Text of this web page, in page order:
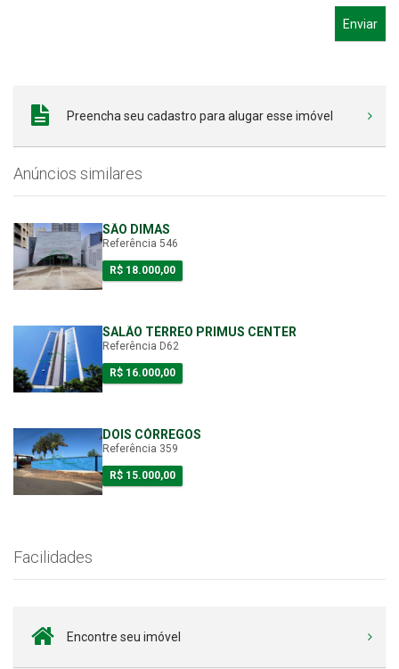
Enviar
Preencha seu cadastro para alugar esse imóvel
Anúncios similares
SÃO DIMAS
Referência 546
R$ 18.000,00
SALÃO TÉRREO PRIMUS CENTER
Referência D62
R$ 16.000,00
DOIS CÓRREGOS
Referência 359
R$ 15.000,00
Facilidades
Encontre seu imóvel